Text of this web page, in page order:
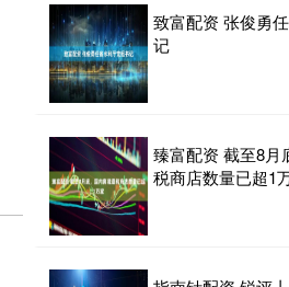
致富配资 张俊勇
记
臻富配资 截至8月
税商店数量已超1